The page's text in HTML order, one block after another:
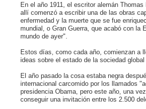
En el año 1911, el escritor alemán
allí comenzó a escribir una de las obras
enfermedad y la muerte que se fue
mundial, o Gran Guerra, que acabó con la
mundo de ayer".
Estos días, como cada año, comienzan a
ideas sobre el estado de la sociedad
El año pasado la cosa estaba negra
internacional carcomido por los llamados
presidencia Obama, pero este año, una
conseguir una invitación entre los 2.500